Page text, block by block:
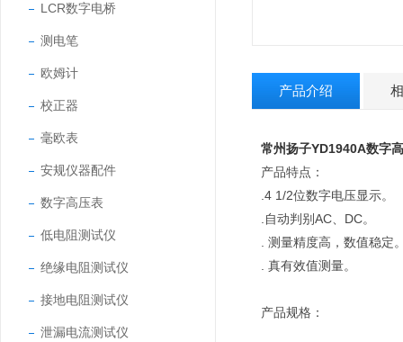
LCR数字电桥
测电笔
欧姆计
校正器
毫欧表
安规仪器配件
数字高压表
低电阻测试仪
绝缘电阻测试仪
接地电阻测试仪
泄漏电流测试仪
产品介绍
常州扬子YD1940A数字
产品特点：
.4 1/2位数字电压显示。
.自动判别AC、DC。
. 测量精度高，数值稳定
. 真有效值测量。
产品规格：